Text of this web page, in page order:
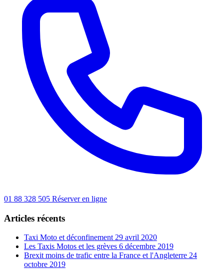
01 88 328 505 Réserver en ligne
Articles récents
Taxi Moto et déconfinement 29 avril 2020
Les Taxis Motos et les grèves 6 décembre 2019
Brexit moins de trafic entre la France et l'Angleterre 24
octobre 2019